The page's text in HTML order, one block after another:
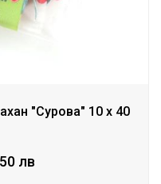
"Сурова" 10 х 40
лв